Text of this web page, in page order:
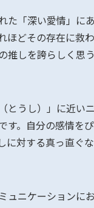
た「深い愛情」に
ほどその存在に救
推しを誇らしく思
とうし）」に近い
す。自分の感情を
に対する真っ直ぐ
ニケーションに